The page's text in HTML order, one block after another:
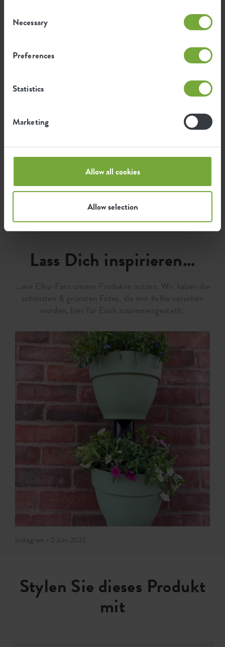
Selection
Necessary
Preferences
Statistics
Marketing
Allow all cookies
Allow selection
Durchschnittliche CO2-Emission
Energie bei der Herstellung dieses
Die Emission pro Produkt basiert auf der gesamten
Lass Dich inspirieren...
...wie Elho-Fans unsere Produkte nutzen. Wir haben die
schönsten & grünsten Fotos, die mit #elho versehen
wurden, hier für Euch zusammengestellt.
Instagram • 2 Juni 2025
Stylen Sie dieses Produkt
mit